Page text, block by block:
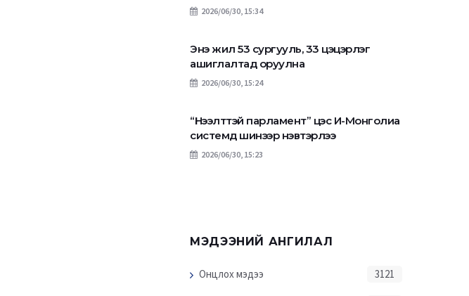
2026/06/30, 15:34
Энэ жил 53 сургууль, 33 цэцэрлэг
ашиглалтад оруулна
2026/06/30, 15:24
“Нээлттэй парламент” цэс И-Монголиа
системд шинээр нэвтэрлээ
2026/06/30, 15:23
МЭДЭЭНИЙ АНГИЛАЛ
Онцлох мэдээ 3121